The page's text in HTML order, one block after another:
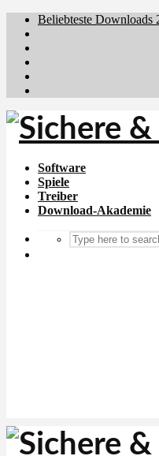
Beliebteste Downloads
Software
Spiele
Treiber
Download-Akademie